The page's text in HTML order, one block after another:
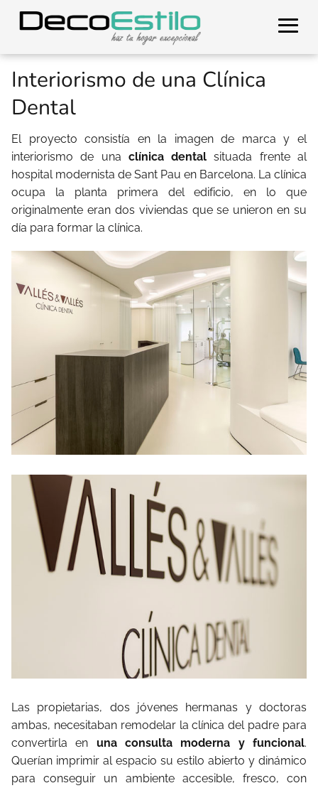
Interiorismo de una Clínica
Dental
El proyecto consistía en la imagen de marca y el
interiorismo de una clínica dental situada frente al
hospital modernista de Sant Pau en Barcelona. La clínica
ocupa la planta primera del edificio, en lo que
originalmente eran dos viviendas que se unieron en su
día para formar la clínica.
Las propietarias, dos jóvenes hermanas y doctoras
ambas, necesitaban remodelar la clínica del padre para
convertirla en una consulta moderna y funcional.
Querían imprimir al espacio su estilo abierto y dinámico
para conseguir un ambiente accesible, fresco, con